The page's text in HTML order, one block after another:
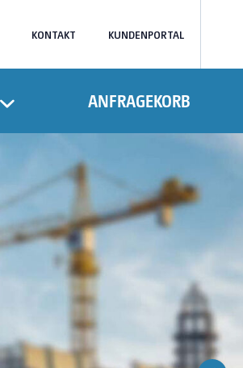
KONTAKT KUNDENPORTAL
ANFRAGEKORB